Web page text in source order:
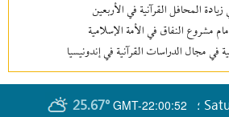
المحافل القرآنية في الأربعين
مشروع النفاق في الأمة الإسلامية
مجال الدراسات القرآنية في إندونيسيا
GMT-22:00:52
25.67° ؛